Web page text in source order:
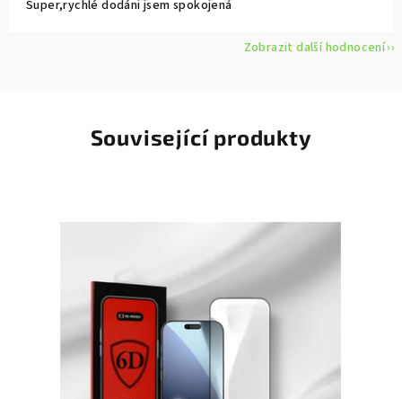
Super,rychlé dodáni jsem spokojená
Zobrazit další hodnocení
Související produkty